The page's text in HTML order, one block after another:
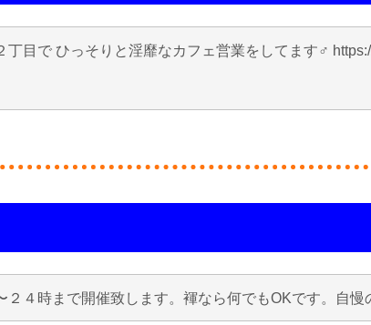
丁目で ひっそりと淫靡なカフェ営業をしてます♂
２４時まで開催致します。褌なら何でもOKです。自